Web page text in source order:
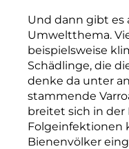
Und dann gibt es
Umweltthema.
beispielsweise
Schädlinge, die
denke da unter
stammende
breitet sich in der
Folgeinfektionen
Bienenvölker